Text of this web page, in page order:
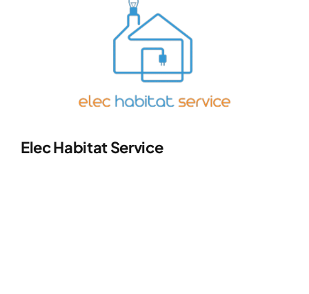
Elec Habitat Service